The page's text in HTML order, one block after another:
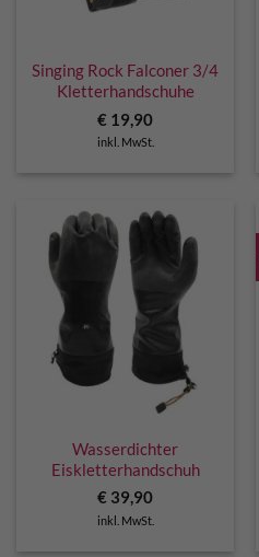
Singing Rock Falconer 3/4
Kletterhandschuhe
€ 19,90
inkl. MwSt.
Wasserdichter
Eiskletterhandschuh
€ 39,90
inkl. MwSt.